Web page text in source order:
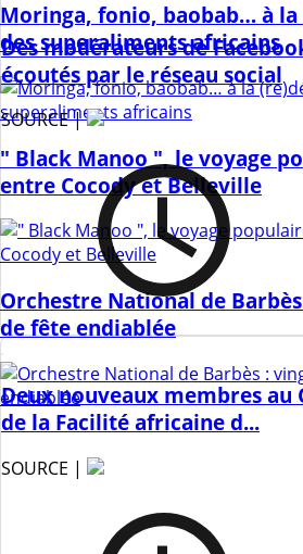
Moringa, fonio, baobab… à
des superaliments africains
" Black Manoo ", le voyage
entre Cocody et Belleville
Orchestre National de
de fête endiablée
Des modérateurs de
écoutés par le réseau social
SOURCE |
Deux nouveaux membres au
de la Facilité africaine d...
SOURCE |